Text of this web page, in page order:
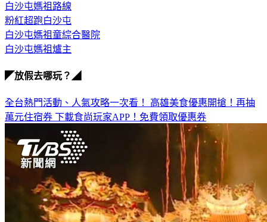
白沙屯媽祖路線
粉紅超跑白沙屯
白沙屯媽祖童綜合醫院
白沙屯媽祖爐主
◤放假去哪玩？◢
全台熱門活動、人氣攻略一次看！ 高雄美食優惠開搶！再抽
萬元住宿券 下載食尚玩家APP！免費領取優惠券